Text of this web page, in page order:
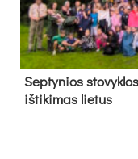
Sep­ty­nios
iš­ti­ki­mas lie­tus